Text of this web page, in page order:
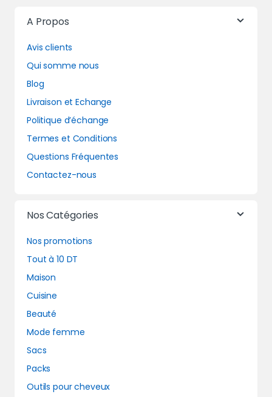
A Propos
Avis clients
Qui somme nous
Blog
Livraison et Echange
Politique d’échange
Termes et Conditions
Questions Fréquentes
Contactez-nous
Nos Catégories
Nos promotions
Tout à 10 DT
Maison
Cuisine
Beauté
Mode femme
Sacs
Packs
Outils pour cheveux